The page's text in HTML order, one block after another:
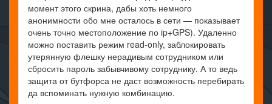
момент этого скрина, дабы хоть немного
анонимности обо мне осталось в сети — показывает
очень точно местоположение по ip+GPS). Удаленно
можно поставить режим read-only, заблокировать
утерянную флешку нерадивым сотрудником или
сбросить пароль забывчивому сотруднику. А то ведь
защита от бутфорса не даст возможность перебирать
да вспоминать нужную комбинацию.